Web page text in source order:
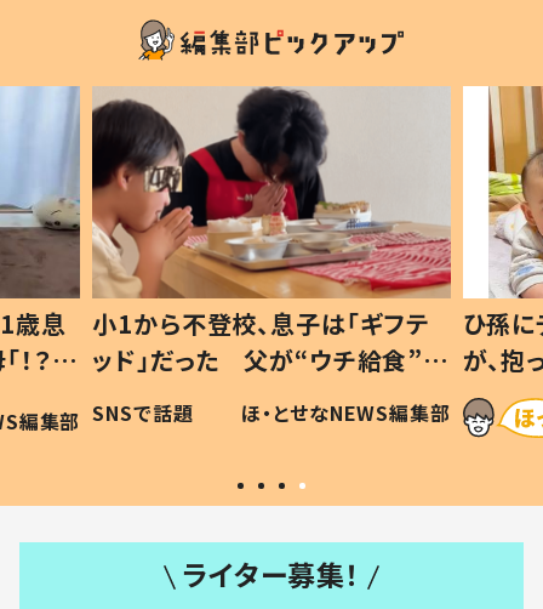
歳息
？」
編集部
小1から不登校、息子は「ギフテ
ッド」だった 父が“ウチ給食”を
作り続ける理由とは #令和の親
#令和の子
SNSで話題 ほ・とせなNEWS編集部
ひ孫
が、
「涙が
い」
ライター募集！